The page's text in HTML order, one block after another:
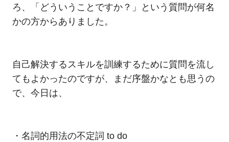
ろ、「どういうことですか？」という質問が何名
かの方からありました。
自己解決するスキルを訓練するために質問を流し
てもよかったのですが、まだ序盤かなとも思うの
で、今日は、
・名詞的用法の不定詞 to do